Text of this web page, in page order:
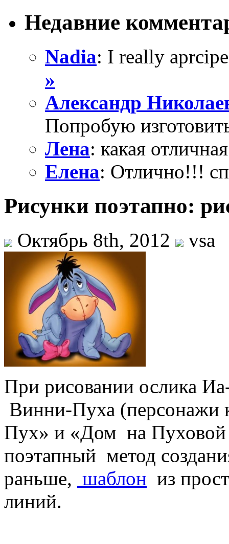
Недавние
Nadia: I really
»
Александр
Попробую
Лена: какая
Елена: Отлично!!!
Рисунки поэтапно:
Октябрь 8th, 2012 vsa
При рисовании ослика
Винни-Пуха
Пух» и «Дом на Пуховой
поэтапный метод
раньше, шаблон из
линий.